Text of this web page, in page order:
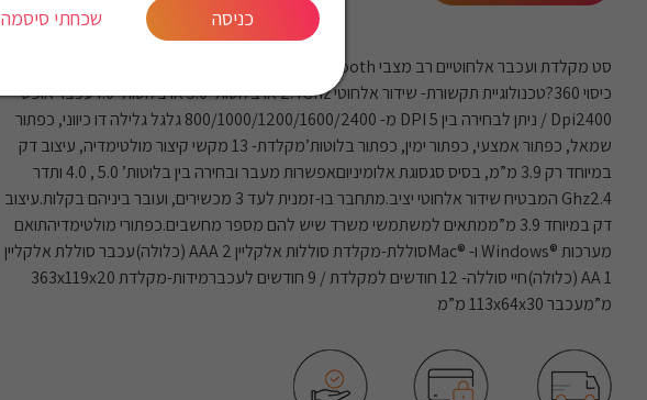
כניסה שכחתי סיסמה
כיסוי 360?טכנולוגיית תקשורת- שידור אלחוטי 2.4Ghz או בלוטות’ 5.0 או בלוטות’ 4.0עכבר אופטי-
Dpi2400 / ניתן לבחירה בין DPI 5 מ- 800/1000/1200/1600/2400 גלגל גלילה דו כיווני, כפתור
שמאל, כפתור אמצעי, כפתור ימין, כפתור בלוטות’מקלדת- 13 מקשי קיצור מולטימדיה, עיצוב דק
במיוחד רק 3.9 מ”מ, בסיס סגסוגת אלומיניוםאפשרות מעבר ובחירה בין בלוטות’ 5.0 , 4.0 ותדר
Ghz2.4 המבטיח שידור אלחוטי יציב.מתחבר בו-זמנית לעד 3 מכשירים, ועובר ביניהם בקלות.עיצוב
דק במיוחד 3.9 מ”ממתאים למשתמשי משרד שיש להם מספר מחשבים.כפתורי מולטימדיהתואם
מערכות ®Windows ו- ®Macסוללת-מקלדת סוללות אלקליין AAA 2 (כלולה)עכבר סוללת אלקליין
AA 1 (כלולה)חיי סוללה- 12 חודשים למקלדת / 9 חודשים לעכברמידות-מקלדת 363x119x20
מ”מעכבר 113x64x30 מ”מ